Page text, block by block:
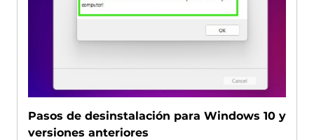
Pasos de desinstalación para Windows 10 y
versiones anteriores